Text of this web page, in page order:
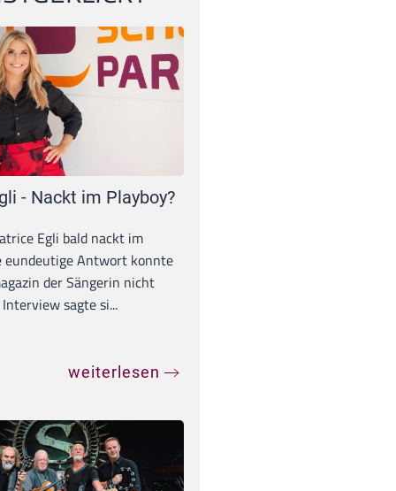
- Nackt im Playboy?
Egli bald nackt im
eundeutige Antwort konnte
der Sängerin nicht
sagte si...
weiterlesen